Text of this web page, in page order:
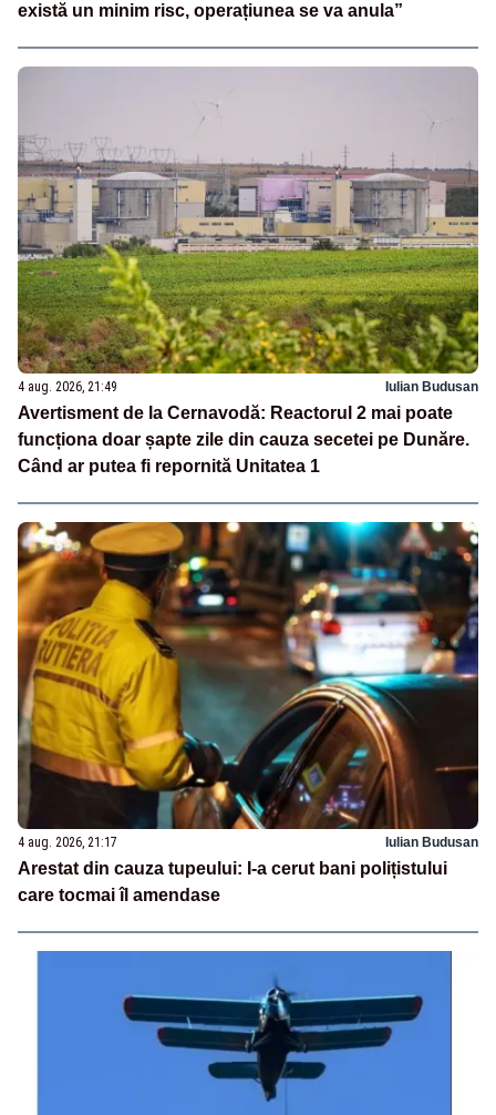
există un minim risc, operațiunea se va anula”
4 aug. 2026, 21:49 Iulian Budusan
Avertisment de la Cernavodă: Reactorul 2 mai poate
funcționa doar șapte zile din cauza secetei pe Dunăre.
Când ar putea fi repornită Unitatea 1
4 aug. 2026, 21:17 Iulian Budusan
Arestat din cauza tupeului: I-a cerut bani polițistului
care tocmai îl amendase